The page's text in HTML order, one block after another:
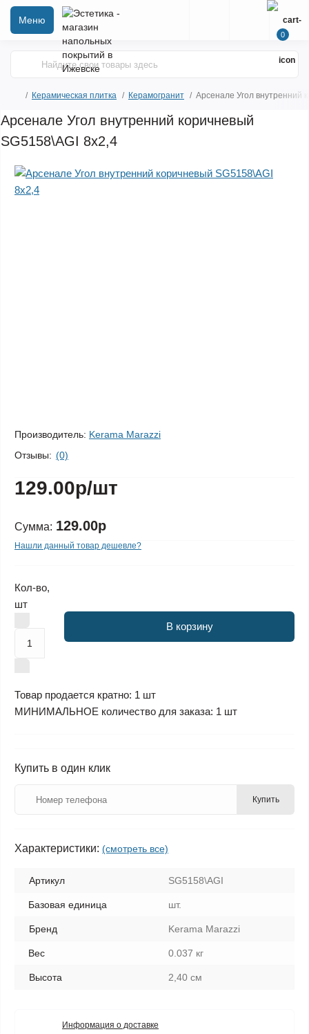
Меню
0
Керамическая плитка Керамогранит Арсенале Угол внутренний
Арсенале Угол внутренний коричневый
SG5158\AGI 8х2,4
Производитель: Kerama Marazzi
Отзывы: (0)
129.00р/шт
Сумма: 129.00р
Нашли данный товар дешевле?
Кол-во,
шт
В корзину
Товар продается кратно: 1 шт
МИНИМАЛЬНОЕ количество для заказа: 1 шт
Купить в один клик
Купить
Характеристики: (смотреть все)
Артикул SG5158\AGI
Базовая единица шт.
Бренд Kerama Marazzi
Вес 0.037 кг
Высота 2,40 см
Информация о доставке